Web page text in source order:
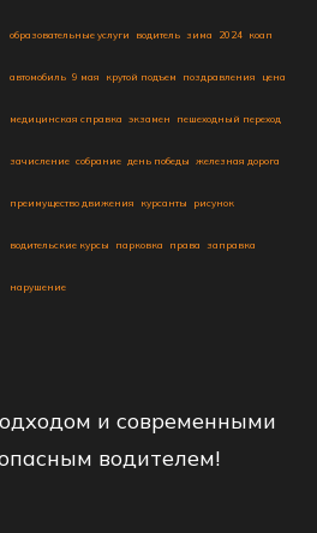
образовательные услуги водитель зима 2024 коап
автомобиль 9 мая крутой подъем поздравления цена
медицинская справка экзамен пешеходный переход
зачисление собрание день победы железная дорога
преимущество движения курсанты рисунок
водительские курсы парковка права заправка
нарушение
и современными
водителем!